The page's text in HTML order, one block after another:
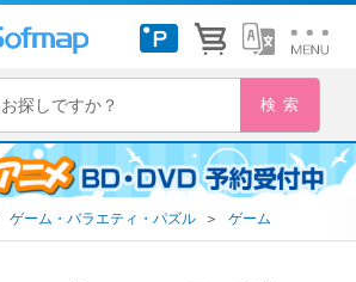
ゲーム・バラエティ・パズル ＞ ゲーム